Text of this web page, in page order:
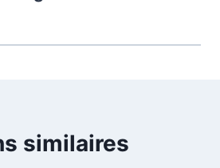
similaires